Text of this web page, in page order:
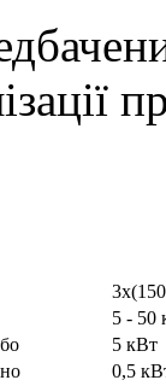
5 - 50
5 кВт
0,5